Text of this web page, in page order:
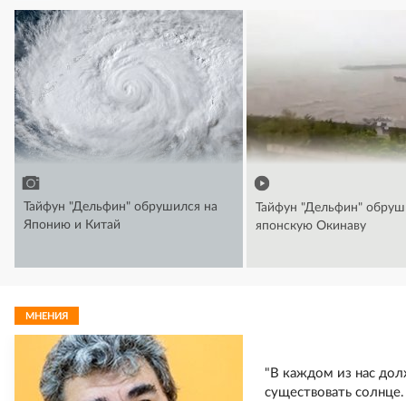
Тайфун "Дельфин" обрушился на
Японию и Китай
Тайфун "Дельфин"
японскую Окинаву
МНЕНИЯ
"В каждом из нас
существовать